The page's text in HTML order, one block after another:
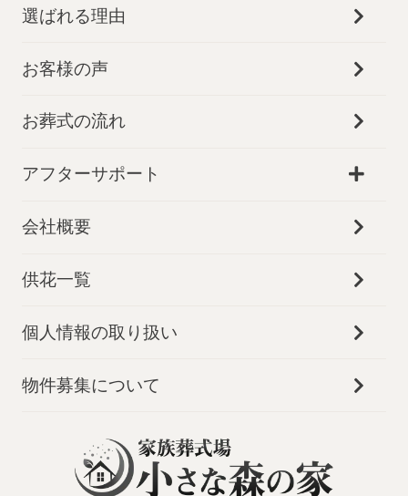
選ばれる理由
お客様の声
お葬式の流れ
アフターサポート
会社概要
供花一覧
個人情報の取り扱い
物件募集について